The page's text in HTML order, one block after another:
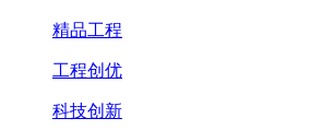
精品工程
工程创优
科技创新